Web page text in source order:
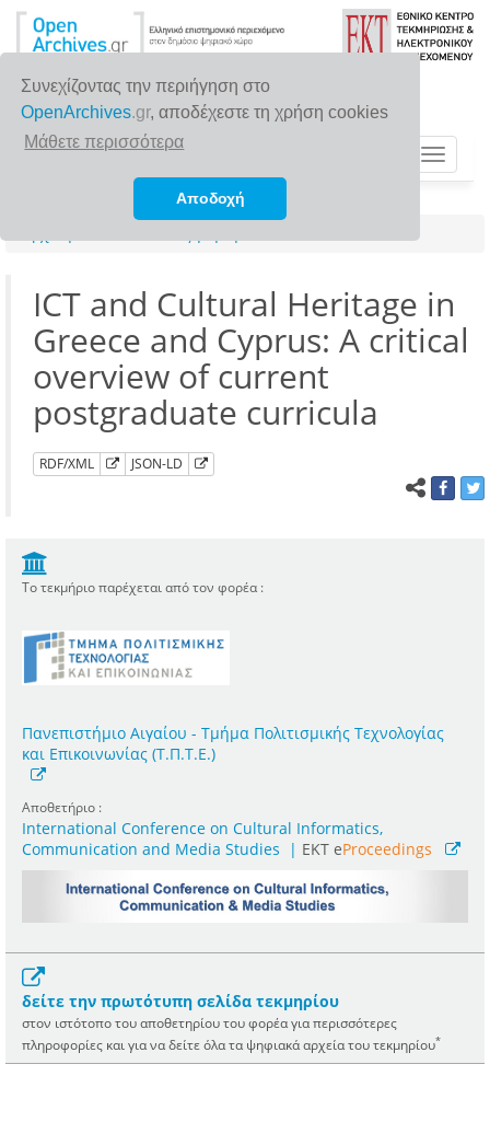
Συνεχίζοντας την περιήγηση στο
OpenArchives.gr, αποδέχεστε τη χρήση cookies
Μάθετε περισσότερα
Αποδοχή
Toggle
ICT and Cultural Heritage in
Greece and Cyprus: A critical
overview of current
postgraduate curricula
RDF/XML JSON-LD
Το τεκμήριο παρέχεται από τον φορέα :
Πανεπιστήμιο Αιγαίου - Τμήμα Πολιτισμικής Τεχνολογίας
και Επικοινωνίας (Τ.Π.Τ.Ε.)
Αποθετήριο :
International Conference on Cultural Informatics,
Communication and Media Studies
| ΕΚΤ eProceedings
δείτε την πρωτότυπη σελίδα τεκμηρίου
στον ιστότοπο του αποθετηρίου του φορέα για περισσότερες
πληροφορίες και για να δείτε όλα τα ψηφιακά αρχεία του τεκμηρίου*